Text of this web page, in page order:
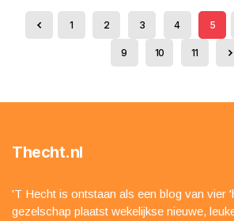
1 2 3 4 5
9 10 11
Thecht.nl
'T Hecht is ontstaan als een blog van vier
gezelschap plaatst wekelijkse nieuwe,